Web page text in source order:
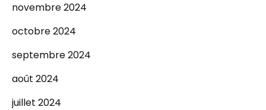
novembre 2024
octobre 2024
septembre 2024
août 2024
juillet 2024